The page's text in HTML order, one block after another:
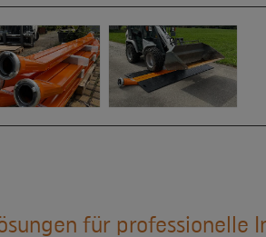
für professionelle